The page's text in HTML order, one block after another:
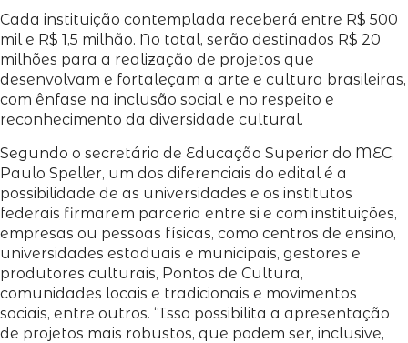
Cada instituição contemplada receberá entre R$ 500
mil e R$ 1,5 milhão. No total, serão destinados R$ 20
milhões para a realização de projetos que
desenvolvam e fortaleçam a arte e cultura brasileiras,
com ênfase na inclusão social e no respeito e
reconhecimento da diversidade cultural.
Segundo o secretário de Educação Superior do MEC,
Paulo Speller, um dos diferenciais do edital é a
possibilidade de as universidades e os institutos
federais firmarem parceria entre si e com instituições,
empresas ou pessoas físicas, como centros de ensino,
universidades estaduais e municipais, gestores e
produtores culturais, Pontos de Cultura,
comunidades locais e tradicionais e movimentos
sociais, entre outros. “Isso possibilita a apresentação
de projetos mais robustos, que podem ser, inclusive,